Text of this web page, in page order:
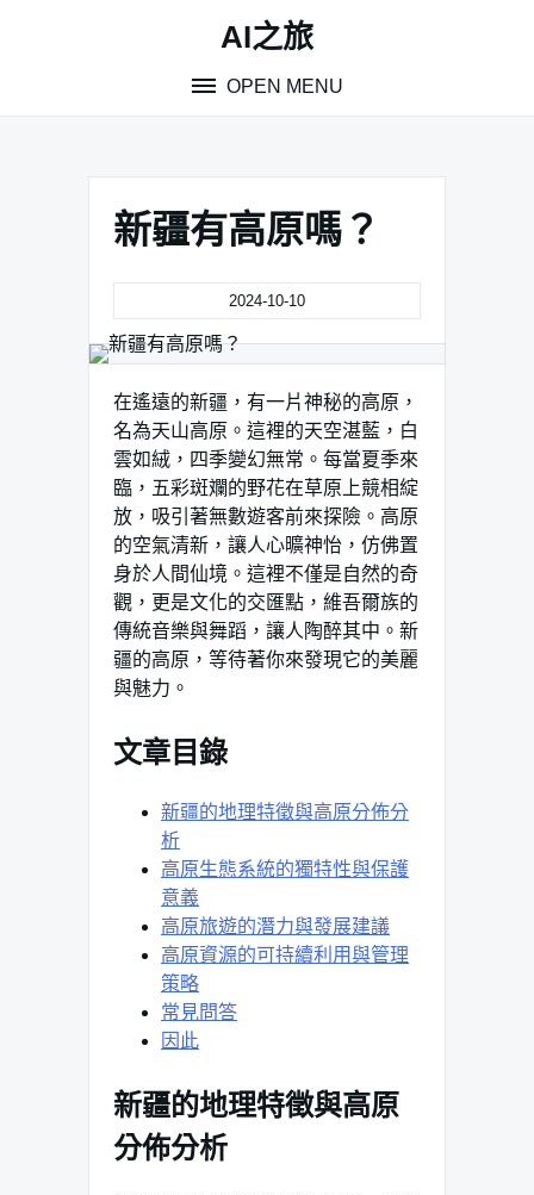
AI之旅
OPEN MENU
新疆有高原嗎？
2024-10-10
在遙遠的新疆，有一片神秘的高原，
名為天山高原。這裡的天空湛藍，白
雲如絨，四季變幻無常。每當夏季來
臨，五彩斑斕的野花在草原上競相綻
放，吸引著無數遊客前來探險。高原
的空氣清新，讓人心曠神怡，仿佛置
身於人間仙境。這裡不僅是自然的奇
觀，更是文化的交匯點，維吾爾族的
傳統音樂與舞蹈，讓人陶醉其中。新
疆的高原，等待著你來發現它的美麗
與魅力。
文章目錄
新疆的地理特徵與高原分佈分
析
高原生態系統的獨特性與保護
意義
高原旅遊的潛力與發展建議
高原資源的可持續利用與管理
策略
常見問答
因此
新疆的地理特徵與高原
分佈分析